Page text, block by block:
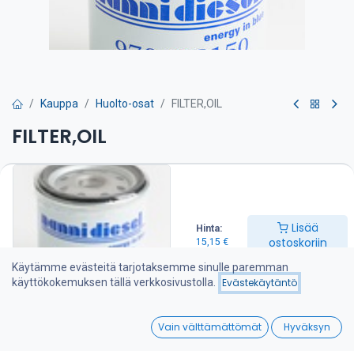
Hinta:
15,15 €
Lisää
ostoskoriin
Wishlist
Kauppa Huolto-osat FILTER,OIL
FILTER,OIL
Öljynsuodatin on suositeltava vaihtaa kerran vuodessa
€
Lisää ostoskoriin
Lisää toivelistalle
Käytämme evästeitä tarjotaksemme sinulle paremman
käyttökokemuksen tällä verkkosivustolla.
Evästekäytäntö
Vain välttämättömät Hyväksyn